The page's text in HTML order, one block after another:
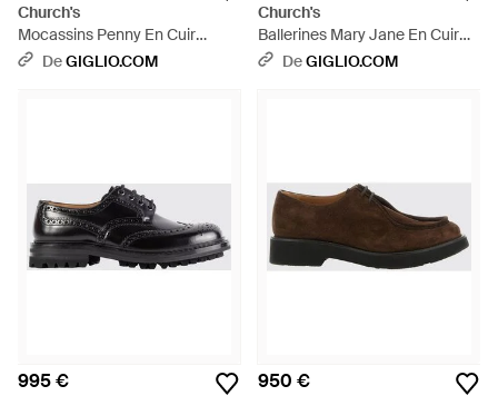
Church's
Mocassins Penny En Cuir
Brossé Avec Barrette - Noir
DeGIGLIO.COM
Church's
Ballerines Mary Jane En Cuir
Brossé À Motif Brogue - Blanc
DeGIGLIO.COM
995 € 950 €